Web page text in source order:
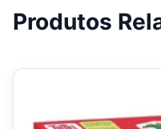
Produtos